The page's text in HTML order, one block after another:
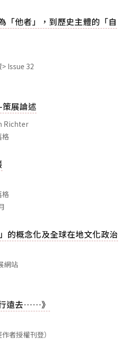
「他者」，到歷史主體的「自
Issue 32
展論述
Richter
格
格
的概念化及全球在地文化政治
網站
遠去……》
者授權刊登）